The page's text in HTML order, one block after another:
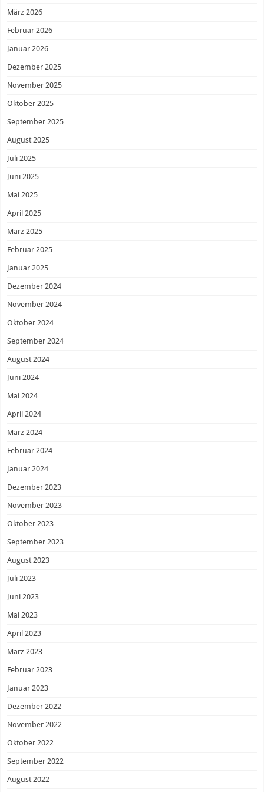
März 2026
Februar 2026
Januar 2026
Dezember 2025
November 2025
Oktober 2025
September 2025
August 2025
Juli 2025
Juni 2025
Mai 2025
April 2025
März 2025
Februar 2025
Januar 2025
Dezember 2024
November 2024
Oktober 2024
September 2024
August 2024
Juni 2024
Mai 2024
April 2024
März 2024
Februar 2024
Januar 2024
Dezember 2023
November 2023
Oktober 2023
September 2023
August 2023
Juli 2023
Juni 2023
Mai 2023
April 2023
März 2023
Februar 2023
Januar 2023
Dezember 2022
November 2022
Oktober 2022
September 2022
August 2022